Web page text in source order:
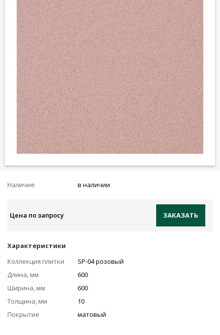
Наличие в наличии
Цена по запросу ЗАКАЗАТЬ
Характеристики
Коллекция плитки
SP-04 розовый
Длина, мм
600
Ширина, мм
600
Толщина, мм
10
Покрытие
матовый